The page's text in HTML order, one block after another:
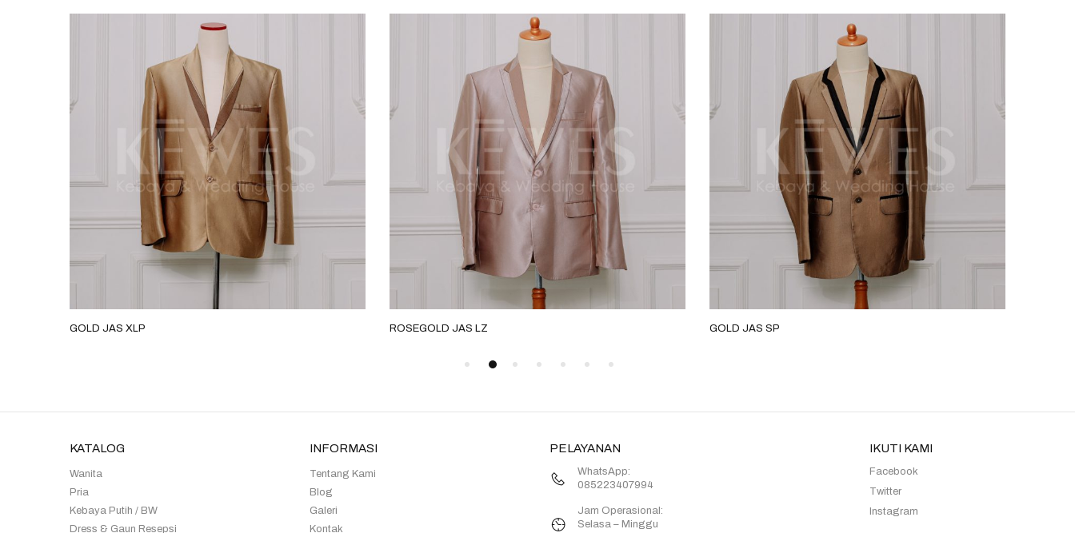
GOLD JAS XLP ROSEGOLD JAS LZ GOLD JAS SP
KATALOG
Wanita
Pria
Kebaya Putih / BW
Dress & Gaun Resepsi
INFORMASI
Tentang Kami
Blog
Galeri
Kontak
PELAYANAN
WhatsApp:
085223407994
Jam Operasional:
Selasa – Minggu
IKUTI KAMI
Facebook
Twitter
Instagram